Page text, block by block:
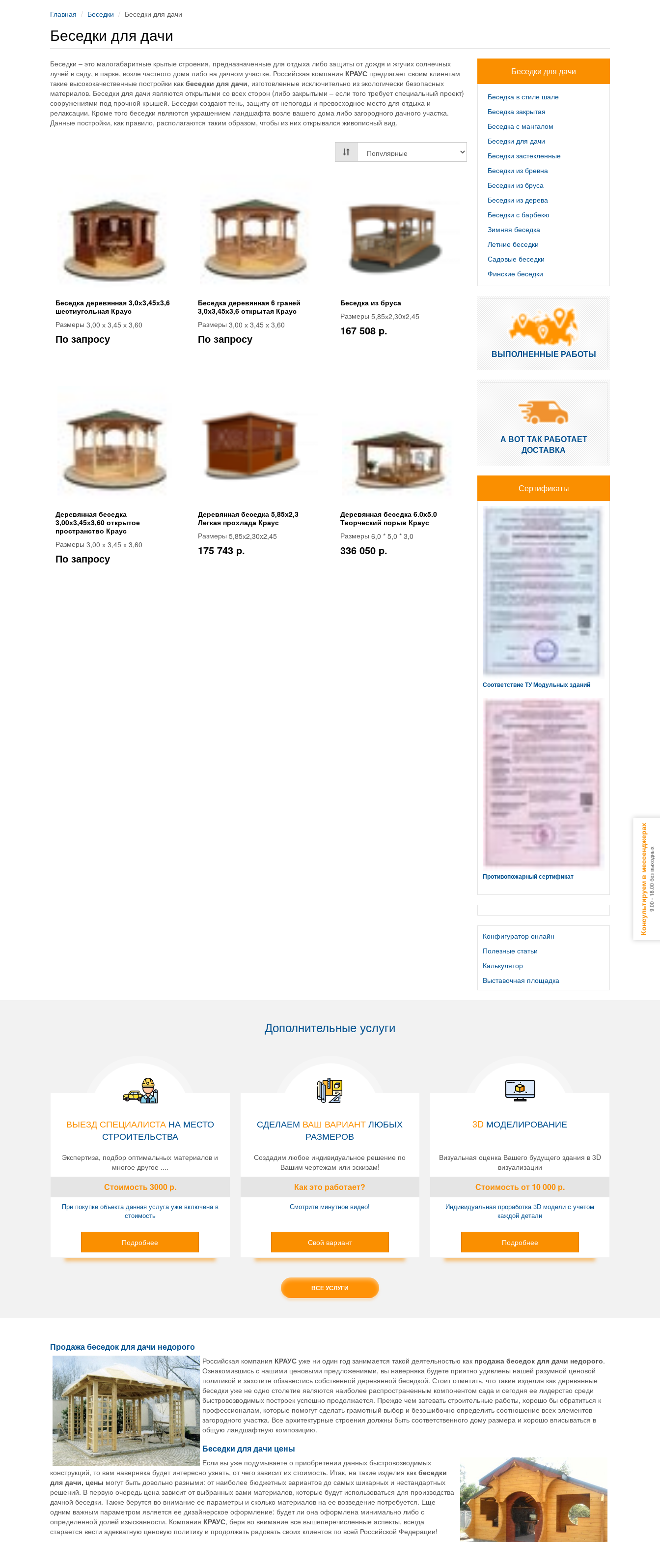
Консультируем в мессенджерах9.00 - 18.00 без выходных
Главная Беседки Беседки для дачи
Беседки для дачи
Беседки – это малогабаритные крытые строения, предназначенные для отдыха либо защиты от дождя и жгучих солнечных
лучей в саду, в парке, возле частного дома либо на дачном участке. Российская компания КРАУС предлагает своим клиентам
такие высококачественные постройки как беседки для дачи, изготовленные исключительно из экологически безопасных
материалов. Беседки для дачи являются открытыми со всех сторон (либо закрытыми – если того требует специальный проект)
сооружениями под прочной крышей. Беседки создают тень, защиту от непогоды и превосходное место для отдыха и
релаксации. Кроме того беседки являются украшением ландшафта возле вашего дома либо загородного дачного участка.
Данные постройки, как правило, располагаются таким образом, чтобы из них открывался живописный вид.
Беседка деревянная 3,0х3,45х3,6
шестиугольная Краус
Размеры 3,00 х 3,45 х 3,60
По запросу
Беседка деревянная 6 граней
3,0х3,45х3,6 открытая Краус
Размеры 3,00 х 3,45 х 3,60
По запросу
Беседка из бруса
Размеры 5,85х2,30x2,45
167 508 p.
Деревянная беседка
3,00х3,45х3,60 открытое
пространство Краус
Размеры 3,00 х 3,45 х 3,60
По запросу
Деревянная беседка 5,85х2,3
Легкая прохлада Краус
Размеры 5,85х2,30x2,45
175 743 p.
Деревянная беседка 6.0х5.0
Творческий порыв Краус
Размеры 6,0 * 5,0 * 3,0
336 050 p.
Беседки для дачи
Беседка в стиле шале
Беседка закрытая
Беседка с мангалом
Беседки для дачи
Беседки застекленные
Беседки из бревна
Беседки из бруса
Беседки из дерева
Беседки с барбекю
Зимняя беседка
Летние беседки
Садовые беседки
Финские беседки
ВЫПОЛНЕННЫЕ РАБОТЫ
А ВОТ ТАК РАБОТАЕТ
ДОСТАВКА
Сертификаты
Соответствие ТУ Модульных зданий
Противопожарный сертификат
Конфигуратор онлайн
Полезные статьи
Калькулятор
Выставочная площадка
Дополнительные услуги
СДЕЛАЕМ ВАШ ВАРИАНТЛЮБЫХ
РАЗМЕРОВ
Создадим любое индивидуальное решение по
Вашим чертежам или эскизам!
Как это работает?
Смотрите минутное видео!
Свой вариант
ВЫЕЗД СПЕЦИАЛИСТАНА МЕСТО
СТРОИТЕЛЬСТВА
Экспертиза, подбор оптимальных материалов и
многое другое ....
Стоимость3000р.
При покупке объекта данная услуга уже включена в
стоимость
Подробнее
3D МОДЕЛИРОВАНИЕ
Визуальная оценка Вашего будущего здания в 3D
визуализации
Стоимостьот 10 000р.
Индивидуальная проработка 3D модели с учетом
каждой детали
Подробнее
ВСЕ УСЛУГИ
Продажа беседок для дачи недорого
Российская компания КРАУС уже ни один год занимается такой деятельностью как продажа беседок для дачи недорого.
Ознакомившись с нашими ценовыми предложениями, вы наверняка будете приятно удивлены нашей разумной ценовой
политикой и захотите обзавестись собственной деревянной беседкой. Стоит отметить, что такие изделия как деревянные
беседки уже не одно столетие являются наиболее распространенным компонентом сада и сегодня ее лидерство среди
быстровозводимых построек успешно продолжается. Прежде чем затевать строительные работы, хорошо бы обратиться к
профессионалам, которые помогут сделать грамотный выбор и безошибочно определить соотношение всех элементов
загородного участка. Все архитектурные строения должны быть соответственного дому размера и хорошо вписываться в
общую ландшафтную композицию.
Беседки для дачи цены
Если вы уже подумываете о приобретении данных быстровозводимых
конструкций, то вам наверняка будет интересно узнать, от чего зависит их стоимость. Итак, на такие изделия как беседки
для дачи, цены могут быть довольно разными: от наиболее бюджетных вариантов до самых шикарных и нестандартных
решений. В первую очередь цена зависит от выбранных вами материалов, которые будут использоваться для производства
дачной беседки. Также берутся во внимание ее параметры и сколько материалов на ее возведение потребуется. Еще
одним важным параметром является ее дизайнерское оформление: будет ли она оформлена минимально либо с
определенной долей изысканности. Компания КРАУС, беря во внимание все вышеперечисленные аспекты, всегда
старается вести адекватную ценовую политику и продолжать радовать своих клиентов по всей Российской Федерации!